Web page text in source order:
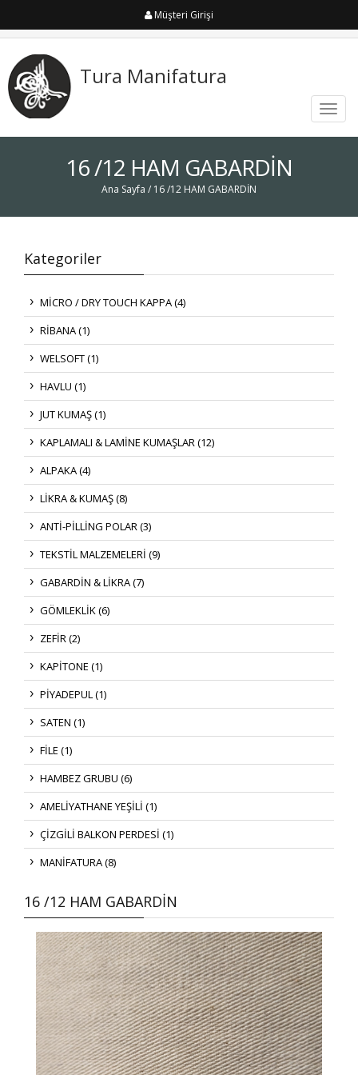
Müşteri Girişi
Tura Manifatura
16 /12 HAM GABARDİN
Ana Sayfa / 16 /12 HAM GABARDİN
Kategoriler
MİCRO / DRY TOUCH KAPPA (4)
RİBANA (1)
WELSOFT (1)
HAVLU (1)
JUT KUMAŞ (1)
KAPLAMALI & LAMİNE KUMAŞLAR (12)
ALPAKA (4)
LİKRA & KUMAŞ (8)
ANTİ-PİLLİNG POLAR (3)
TEKSTİL MALZEMELERİ (9)
GABARDİN & LİKRA (7)
GÖMLEKLİK (6)
ZEFİR (2)
KAPİTONE (1)
PİYADEPUL (1)
SATEN (1)
FİLE (1)
HAMBEZ GRUBU (6)
AMELİYATHANE YEŞİLİ (1)
ÇİZGİLİ BALKON PERDESİ (1)
MANİFATURA (8)
16 /12 HAM GABARDİN